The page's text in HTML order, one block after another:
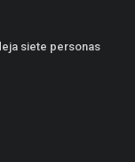
siete personas